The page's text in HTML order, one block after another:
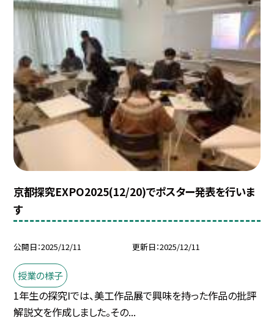
京都探究EXPO2025(12/20)でポスター発表を行いま
す
公開日 2025/12/11 更新日 2025/12/11
授業の様子
1年生の探究Iでは、美工作品展で興味を持った作品の批評
解説文を作成しました。その...